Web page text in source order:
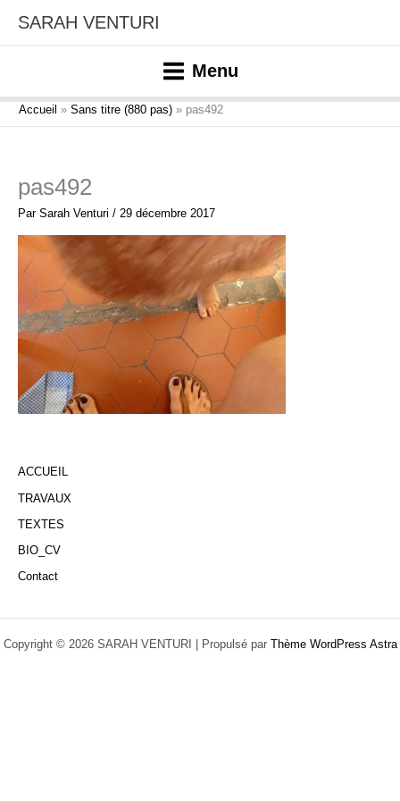
SARAH VENTURI
Menu
Accueil Sans titre (880 pas) pas492
pas492
Par Sarah Venturi / 29 décembre 2017
ACCUEIL
TRAVAUX
TEXTES
BIO_CV
Contact
Copyright © 2026 SARAH VENTURI | Propulsé par Thème WordPress Astra